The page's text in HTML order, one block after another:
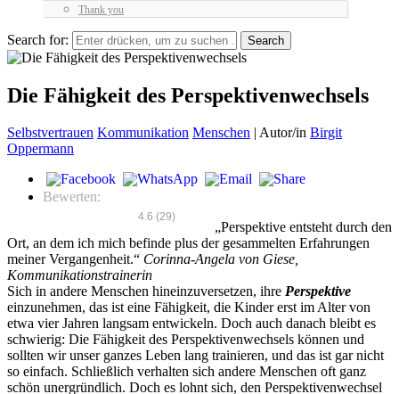
Thank you
Search for:
Die Fähigkeit des Perspektivenwechsels
Selbstvertrauen Kommunikation Menschen | Autor/in Birgit
Oppermann
Bewerten:
4.6 (29)
„Perspektive entsteht durch den
Ort, an dem ich mich befinde plus der gesammelten Erfahrungen
meiner Vergangenheit.“ Corinna-Angela von Giese,
Kommunikationstrainerin
Sich in andere Menschen hineinzuversetzen, ihre Perspektive
einzunehmen, das ist eine Fähigkeit, die Kinder erst im Alter von
etwa vier Jahren langsam entwickeln. Doch auch danach bleibt es
schwierig: Die Fähigkeit des Perspektivenwechsels können und
sollten wir unser ganzes Leben lang trainieren, und das ist gar nicht
so einfach. Schließlich verhalten sich andere Menschen oft ganz
schön unergründlich. Doch es lohnt sich, den Perspektivenwechsel